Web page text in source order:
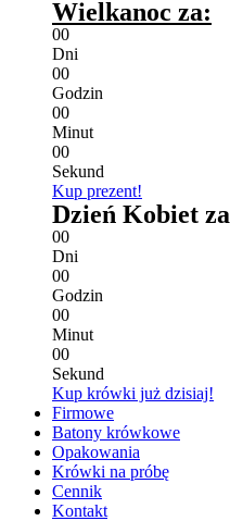
Wielkanoc za:
00
Dni
00
Godzin
00
Minut
00
Sekund
Kup prezent!
Dzień Kobiet za
00
Dni
00
Godzin
00
Minut
00
Sekund
Kup krówki już dzisiaj!
Firmowe
Batony krówkowe
Opakowania
Krówki na próbę
Cennik
Kontakt